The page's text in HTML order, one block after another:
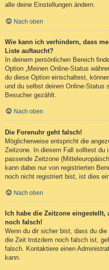
alle deine Einstellungen ändern.
Nach oben
Wie kann ich verhindern, dass
Liste auftaucht?
In deinem persönlichen Bereich
Option „Meinen Online-Status
du diese Option einschaltest,
und du selbst deinen Online-Status
Besucher gezählt.
Nach oben
Die Forenuhr geht falsch!
Möglicherweise entspricht die
Zeitzone. In diesem Fall solltest du
passende Zeitzone
kann dabei nur von registrierten
noch nicht registriert bist, ist dies
Nach oben
Ich habe die Zeitzone
noch falsch!
Wenn du dir sicher bist, dass du
die Zeit trotzdem noch falsch ist,
falsch. Kontaktiere einen
kann.